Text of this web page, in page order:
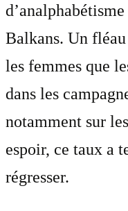
Balkans. Un
les femmes que
dans les
notamment sur
espoir, ce taux a
régresser.